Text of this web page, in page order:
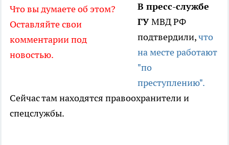
Что вы думаете об этом?
Оставляйте свои
комментарии под
новостью.
В пресс-службе
ГУМВД РФ
подтвердили,что
на месте работают
"по
преступлению".
Сейчас там находятся правоохранители и
спецслужбы.